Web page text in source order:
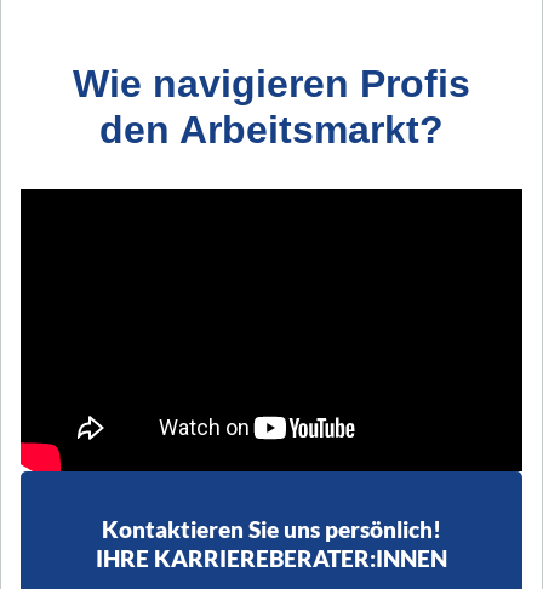
Wie navigieren Profis
den Arbeitsmarkt?
Kontaktieren Sie uns persönlich!
IHRE KARRIEREBERATER:INNEN